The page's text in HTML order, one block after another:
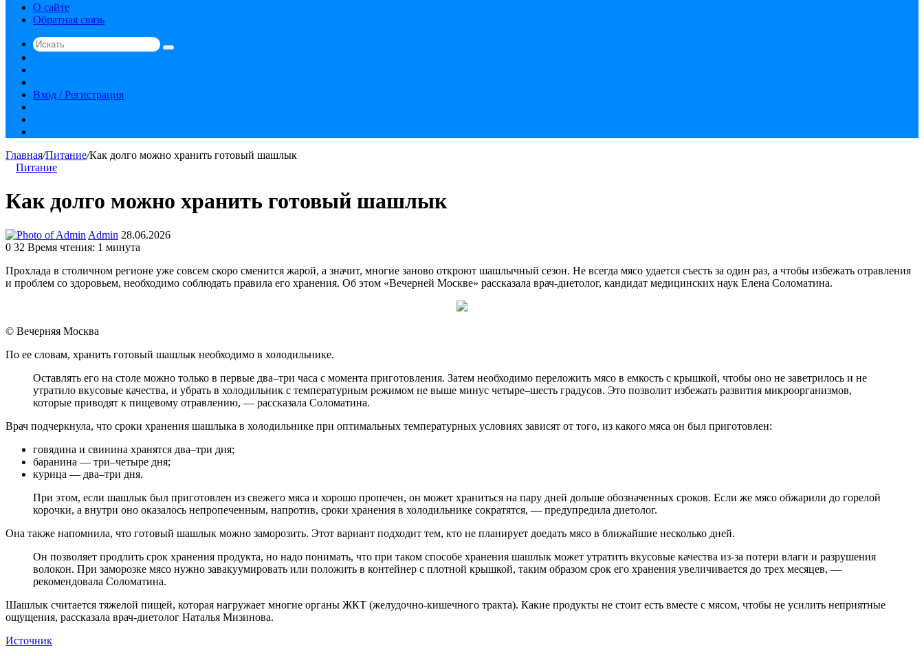
О сайте
Обратная связь
Искать
статья
Вход / Регистрация
Главная/Питание/Как долго можно хранить готовый шашлык
Питание
Как долго можно хранить готовый шашлык
Admin Send
an
28.06.2026
0 32 Время чтения: 1 минута
Прохлада в столичном регионе уже совсем скоро сменится жарой, а значит, многие заново откроют шашлычный сезон. Не всегда мясо удается съесть за один раз, а чтобы избежать отравления
и проблем со здоровьем, необходимо соблюдать правила его хранения. Об этом «Вечерней Москве» рассказала врач-диетолог, кандидат медицинских наук Елена Соломатина.
© Вечерняя Москва
По ее словам, хранить готовый шашлык необходимо в холодильнике.
Оставлять его на столе можно только в первые два–три часа с момента приготовления. Затем необходимо переложить мясо в емкость с крышкой, чтобы оно не заветрилось и не
утратило вкусовые качества, и убрать в холодильник с температурным режимом не выше минус четыре–шесть градусов. Это позволит избежать развития микроорганизмов,
которые приводят к пищевому отравлению, — рассказала Соломатина.
Врач подчеркнула, что сроки хранения шашлыка в холодильнике при оптимальных температурных условиях зависят от того, из какого мяса он был приготовлен:
говядина и свинина хранятся два–три дня;
баранина — три–четыре дня;
курица — два–три дня.
При этом, если шашлык был приготовлен из свежего мяса и хорошо пропечен, он может храниться на пару дней дольше обозначенных сроков. Если же мясо обжарили до горелой
корочки, а внутри оно оказалось непропеченным, напротив, сроки хранения в холодильнике сократятся, — предупредила диетолог.
Она также напомнила, что готовый шашлык можно заморозить. Этот вариант подходит тем, кто не планирует доедать мясо в ближайшие несколько дней.
Он позволяет продлить срок хранения продукта, но надо понимать, что при таком способе хранения шашлык может утратить вкусовые качества из-за потери влаги и разрушения
волокон. При заморозке мясо нужно завакуумировать или положить в контейнер с плотной крышкой, таким образом срок его хранения увеличивается до трех месяцев, —
рекомендовала Соломатина.
Шашлык считается тяжелой пищей, которая нагружает многие органы ЖКТ (желудочно-кишечного тракта). Какие продукты не стоит есть вместе с мясом, чтобы не усилить неприятные
ощущения, рассказала врач-диетолог Наталья Мизинова.
Источник